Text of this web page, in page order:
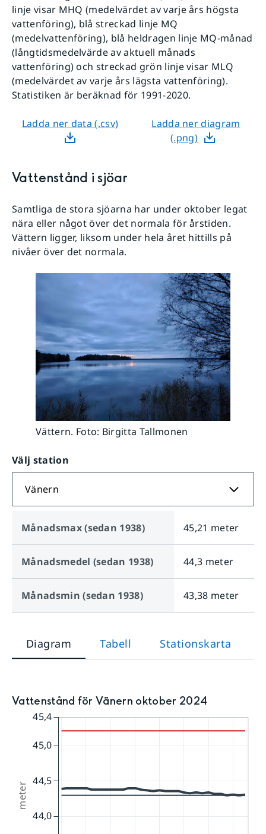
linje visar MHQ (medelvärdet av varje års högsta
vattenföring), blå streckad linje MQ
(medelvattenföring), blå heldragen linje MQ-månad
(långtidsmedelvärde av aktuell månads
vattenföring) och streckad grön linje visar MLQ
(medelvärdet av varje års lägsta vattenföring).
Statistiken är beräknad för 1991-2020.
Ladda ner data (.csv)
Ladda ner diagram
(.png)
Vattenstånd i sjöar
Samtliga de stora sjöarna har under oktober legat
nära eller något över det normala för årstiden.
Vättern ligger, liksom under hela året hittills på
nivåer över det normala.
Vättern. Foto: Birgitta Tallmonen
Välj station
Vänern
Månadsmax (sedan 1938) 45,21 meter
Månadsmedel (sedan 1938) 44,3 meter
Månadsmin (sedan 1938) 43,38 meter
Diagram Tabell Stationskarta
Vattenstånd för Vänern oktober 2024